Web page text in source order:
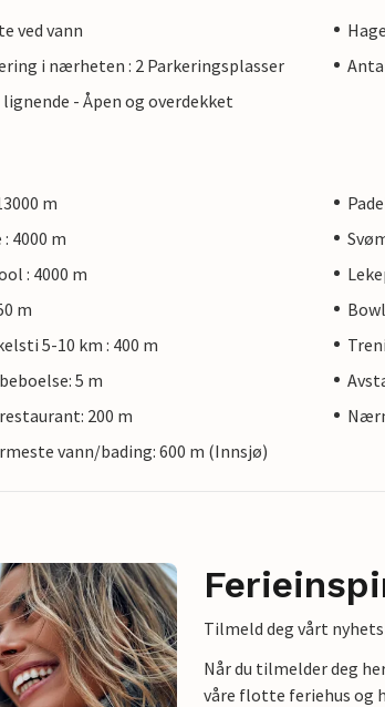
ved vann
i nærheten : 2 Parkeringsplasser
lignende - Åpen og overdekket
m
4000 m
: 4000 m
m
5-10 km : 400 m
5 m
200 m
vann/bading: 600 m (Innsjø)
Tilmeld deg vårt
Når du tilmelder deg
våre flotte feriehus og